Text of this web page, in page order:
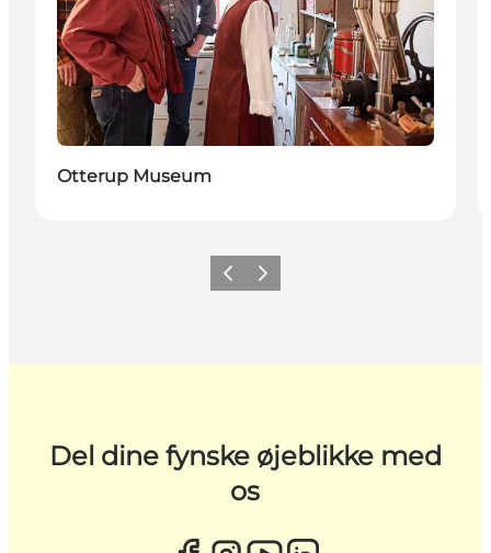
Otterup Museum
ForrigeNæste
Del dine fynske øjeblikke med
os